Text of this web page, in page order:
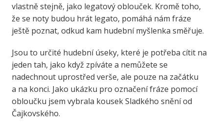
vlastně stejně, jako legatový oblouček. Kromě toho,
že se noty budou hrát legato, pomáhá nám fráze
ještě poznat, odkud kam hudební myšlenka směřuje.
Jsou to určité hudební úseky, které je potřeba cítit na
jeden tah, jako když zpíváte a nemůžete se
nadechnout uprostřed verše, ale pouze na začátku
a na konci. Jako ukázku pro označení fráze pomocí
obloučku jsem vybrala kousek Sladkého snění od
Čajkovského.